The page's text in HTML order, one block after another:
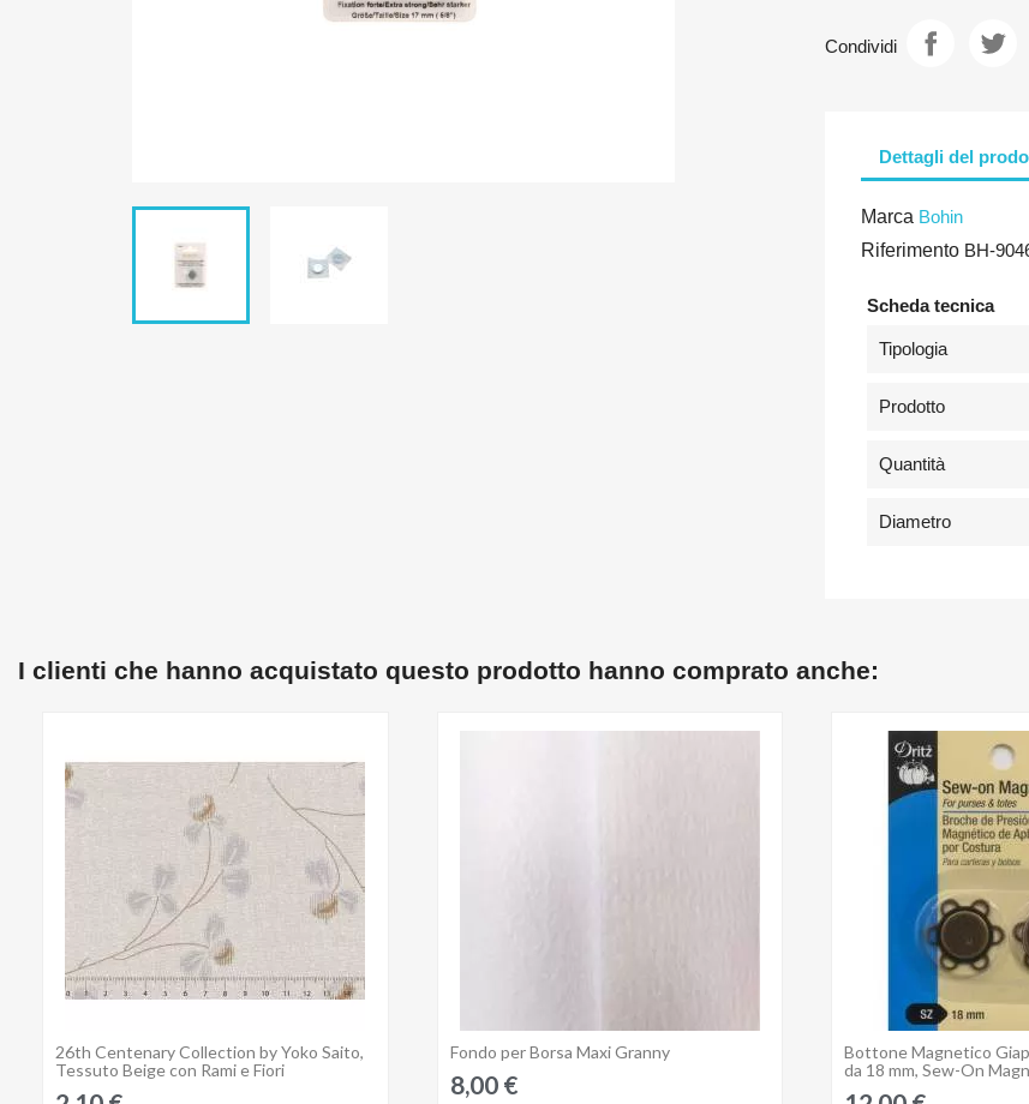
Condividi
Dettagli del
Marca Bohin
Riferimento BH-
Scheda tecnica
Tipologia
Prodotto
Quantità
Diametro
I clienti che hanno acquistato questo prodotto hanno comprato anche:
Anteprima
26th Centenary Collection by Yoko Saito,
Tessuto Beige con Rami e Fiori
Anteprima
Fondo per Borsa Maxi Granny
8,00 €
Bottone Magnetico
da 18 mm, Sew-On